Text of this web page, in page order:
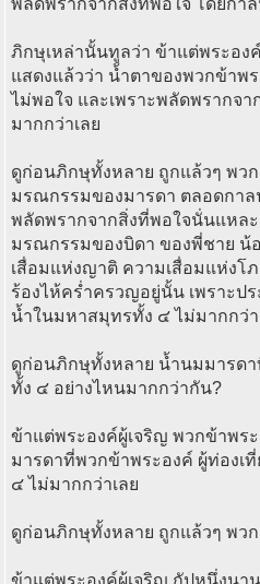
พลัดพรากจากสิ่งที่พอใจ โดยกา
ภิกษุเหล่านั้นทูลว่า ข้าแต่พระอง
แสดงแล้วว่า น้ำตาของพวกข้าพ
ไม่พอใจ และเพราะพลัดพรากจ
มากกว่าเลย
ดูก่อนภิกษุทั้งหลาย ถูกแล้วๆ พวก
มรณกรรมของมารดา ตลอดกาล
พลัดพรากจากสิ่งที่พอใจนั่นแหล
มรณกรรมของบิดา ของพี่ชาย น้
เสื่อมแห่งญาติ ความเสื่อมแห่งโ
ร้องไห้คร่ำครวญอยู่นั้น เพราะป
น้ำในมหาสมุทรทั้ง ๔ ไม่มากกว่า
ดูก่อนภิกษุทั้งหลาย น้ำนมมารด
ทั้ง ๔ อย่างไหนมากกว่ากัน?
ข้าแต่พระองค์ผู้เจริญ พวกข้าพร
มารดาที่พวกข้าพระองค์ ผู้ท่องเ
๔ ไม่มากกว่าเลย
ดูก่อนภิกษุทั้งหลาย ถูกแล้วๆ พว
ข้าแต่พระองค์ผู้เจริญ กัปหนึ่งนา